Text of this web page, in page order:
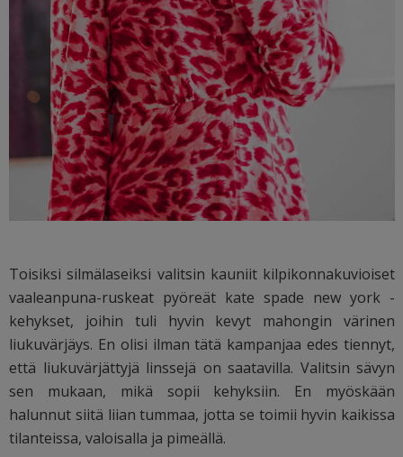
Toisiksi silmälaseiksi valitsin kauniit kilpikonnakuvioiset
vaaleanpuna-ruskeat pyöreät kate spade new york -
kehykset, joihin tuli hyvin kevyt mahongin värinen
liukuvärjäys. En olisi ilman tätä kampanjaa edes tiennyt,
että liukuvärjättyjä linssejä on saatavilla. Valitsin sävyn
sen mukaan, mikä sopii kehyksiin. En myöskään
halunnut siitä liian tummaa, jotta se toimii hyvin kaikissa
tilanteissa, valoisalla ja pimeällä.